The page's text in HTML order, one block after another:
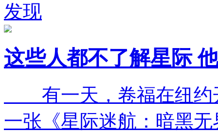
发现
这些人都不了解星际
有一天，卷福在纽约
一张《星际迷航：暗黑